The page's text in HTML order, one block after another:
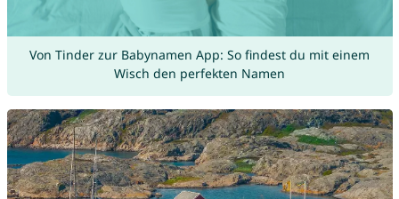
Von Tinder zur Babynamen App: So findest du mit einem
Wisch den perfekten Namen